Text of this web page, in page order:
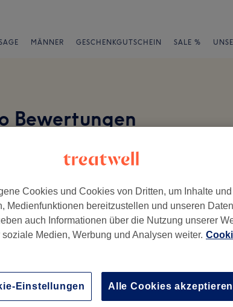
MÄNNER GESCHENKGUTSCHEIN SALE %
Bewertungen
Cookies und Cookies von Dritten, um Inhalte
Medienfunktionen bereitzustellen und unseren
auch Informationen über die Nutzung unserer
soziale Medien, Werbung und Analysen weiter.
Alle Cookies akzeptieren
Einstellungen